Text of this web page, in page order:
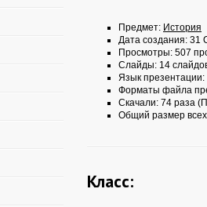
Предмет: История
Дата создания: 31
Просмотры: 507
Слайды: 14
Язык презентации:
Форматы файла
Скачали: 74 раза
Общий размер
Класс: